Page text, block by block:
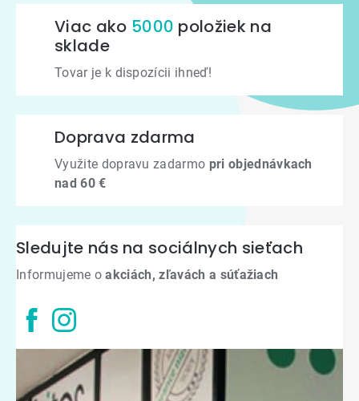
Viac ako 5000 položiek na
sklade
Tovar je k dispozícii ihneď!
Doprava zdarma
Využite dopravu zadarmo pri objednávkach
nad 60 €
Sledujte nás na sociálnych sieťach
Informujeme oakciách, zľavách a súťažiach